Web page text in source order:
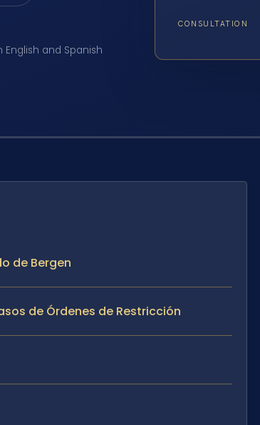
and Spanish
CONSULTATION
de Bergen
de Órdenes de Restricción